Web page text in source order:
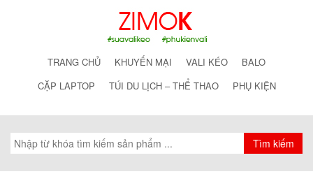
TRANG CHỦ KHUYẾN MẠI VALI KÉO
BALO
CẶP LAPTOP
TÚI DU LỊCH – THỂ THAO PHỤ KIỆN